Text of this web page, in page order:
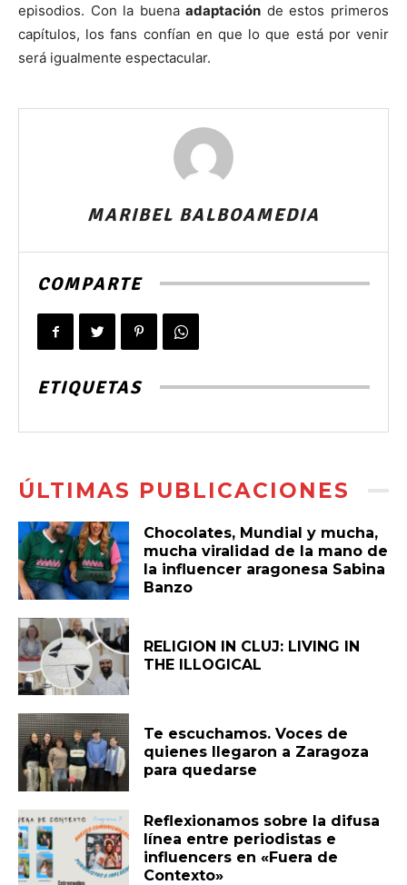
episodios. Con la buenaadaptación de estos primeros
capítulos, los fans confían en que lo que está por venir
será igualmente espectacular.
MARIBEL BALBOAMEDIA
COMPARTE
ETIQUETAS
ÚLTIMAS PUBLICACIONES
Chocolates, Mundial y mucha,
mucha viralidad de la mano de
la influencer aragonesa Sabina
Banzo
RELIGION IN CLUJ: LIVING IN
THE ILLOGICAL
Te escuchamos. Voces de
quienes llegaron a Zaragoza
para quedarse
Reflexionamos sobre la difusa
línea entre periodistas e
influencers en «Fuera de
Contexto»